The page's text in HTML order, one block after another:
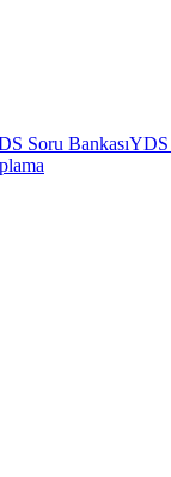
Soru BankasıYDS